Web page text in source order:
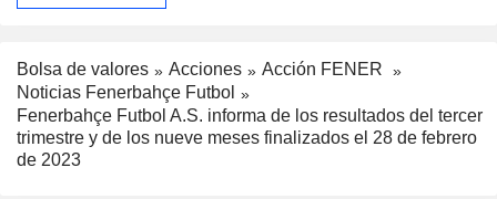
Bolsa de valores Acciones
Acción FENER
Noticias Fenerbahçe Futbol
Fenerbahçe Futbol A.S. informa de los resultados del tercer
trimestre y de los nueve meses finalizados el 28 de febrero
de 2023